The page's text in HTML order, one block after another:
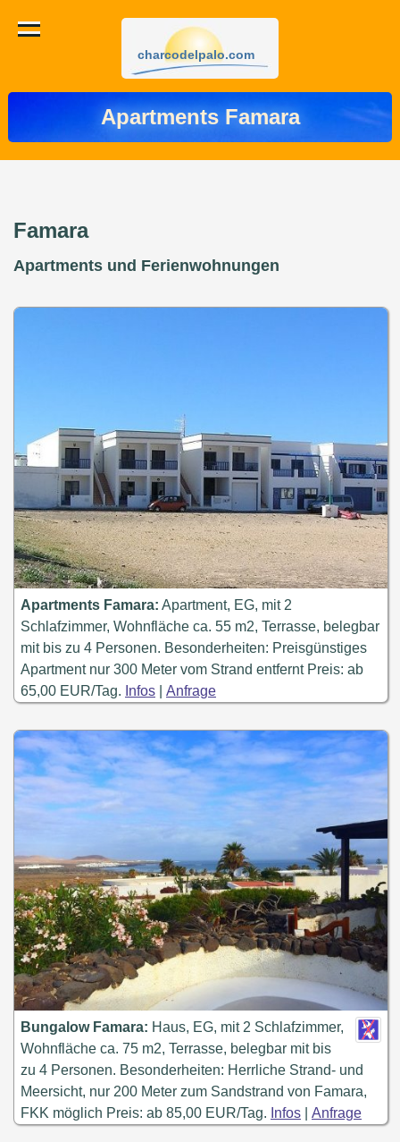
charcodelpalo.com
Apartments Famara
Famara
Apartments und Ferienwohnungen
Apartments Famara: Apartment, EG, mit 2
Schlafzimmer, Wohnfläche ca. 55 m2, Terrasse, belegbar
mit bis zu 4 Personen. Besonderheiten: Preisgünstiges
Apartment nur 300 Meter vom Strand entfernt Preis: ab
65,00 EUR/Tag. Infos Anfrage
Bungalow Famara: Haus, EG, mit 2 Schlafzimmer,
Wohnfläche ca. 75 m2, Terrasse, belegbar mit bis
zu 4 Personen. Besonderheiten: Herrliche Strand- und
Meersicht, nur 200 Meter zum Sandstrand von Famara,
FKK möglich Preis: ab 85,00 EUR/Tag. Infos Anfrage